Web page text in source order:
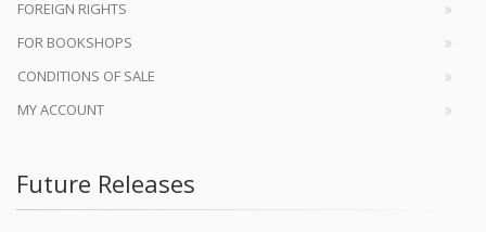
FOREIGN RIGHTS
FOR BOOKSHOPS
CONDITIONS OF SALE
MY ACCOUNT
Future Releases